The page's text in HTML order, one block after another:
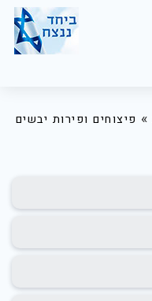
» פיצוחים ופירות יבשים